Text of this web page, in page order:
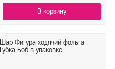
В корзину
Шар Фигура ходячий фольга
Губка Боб в упаковке